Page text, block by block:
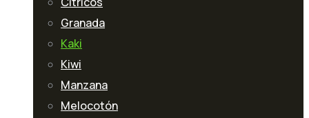
Granada
Kaki
Kiwi
Manzana
Melocotón